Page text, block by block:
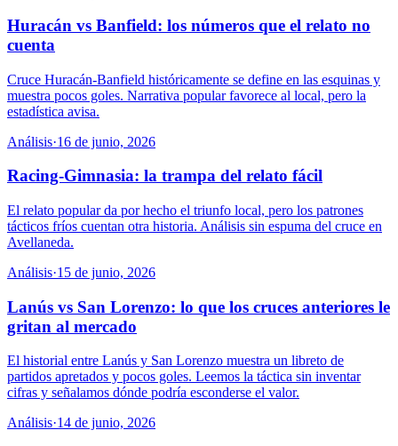
Huracán vs Banfield: los números que el relato no
cuenta
Cruce Huracán-Banfield históricamente se define en las esquinas y
muestra pocos goles. Narrativa popular favorece al local, pero la
estadística avisa.
Análisis·16 de junio, 2026
Racing-Gimnasia: la trampa del relato fácil
El relato popular da por hecho el triunfo local, pero los patrones
tácticos fríos cuentan otra historia. Análisis sin espuma del cruce en
Avellaneda.
Análisis·15 de junio, 2026
Lanús vs San Lorenzo: lo que los cruces anteriores le
gritan al mercado
El historial entre Lanús y San Lorenzo muestra un libreto de
partidos apretados y pocos goles. Leemos la táctica sin inventar
cifras y señalamos dónde podría esconderse el valor.
Análisis·14 de junio, 2026